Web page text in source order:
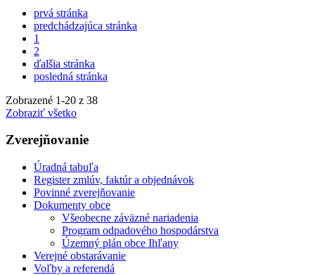
prvá stránka
predchádzajúca stránka
1
2
ďalšia stránka
posledná stránka
Zobrazené 1-20 z 38
Zobraziť všetko
Zverejňovanie
Úradná tabuľa
Register zmlúv, faktúr a objednávok
Povinné zverejňovanie
Dokumenty obce
Všeobecne záväzné nariadenia
Program odpadového hospodárstva
Územný plán obce Ihľany
Verejné obstarávanie
Voľby a referendá